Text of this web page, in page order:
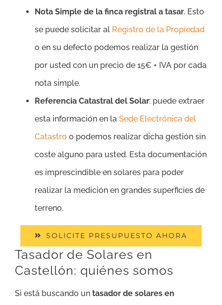
Nota Simple de la finca registral a tasar. Esto
se puede solicitar al Registro de la Propiedad
o en su defecto podemos realizar la gestión
por usted con un precio de 15€ + IVA por cada
nota simple.
Referencia Catastral del Solar: puede extraer
esta información en la Sede Electrónica del
Catastro o podemos realizar dicha gestión sin
coste alguno para usted. Esta documentación
es imprescindible en solares para poder
realizar la medición en grandes superficies de
terreno.
SOLICITE PRESUPUESTO AHORA
Tasador de Solares en
Castellón: quiénes somos
Si está buscando un tasador de solares en